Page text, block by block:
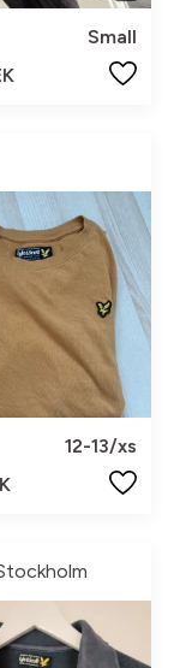
Small
12-13/xs